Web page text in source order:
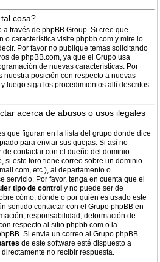
cosa?
a través de phpBB Group. Si cree que
o característica visite phpbb.com y mire lo
Por favor no publique temas solicitando
de phpBB.com, ya que el Grupo usa
de nuevas características. Por
nuestra posición con respecto a nuevas
luego siga los procedimientos allí descritos.
acerca de abusos o usos ilegales
que figuran en la lista del grupo donde dice
para enviar sus quejas. Si así no
contactar con el dueño del dominio
si este foro tiene correo sobre un dominio
etc.), al departamento o
servicio. Por favor, tenga en cuenta que el
tipo de control y no puede ser de
cómo, dónde o por quién es usado este
sentido contactar con el Grupo phpBB en
responsabilidad, deformación de
respecto al sitio phpbb.com o la
Si envia un correo al Grupo phpBB
de este software esté dispuesto a
no recibir respuesta.